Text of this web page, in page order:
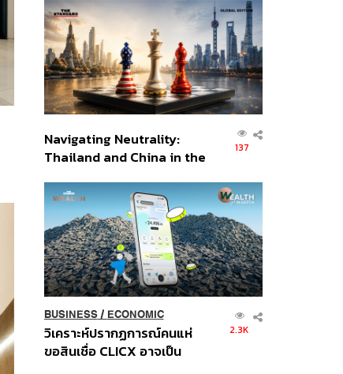
ส่วนยุทธศาสตร์ไทย –
อินโดนีเซีย
Navigating Neutrality:
Thailand and China in the
Order
137
BUSINESS/ ECONOMIC
วิเคราะห์ปรากฏการณ์คนแห่
ขอสินเชื่อ CLICX อาจเป็น
2.3K